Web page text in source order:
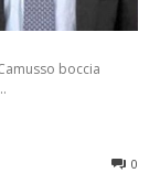
boccia
0